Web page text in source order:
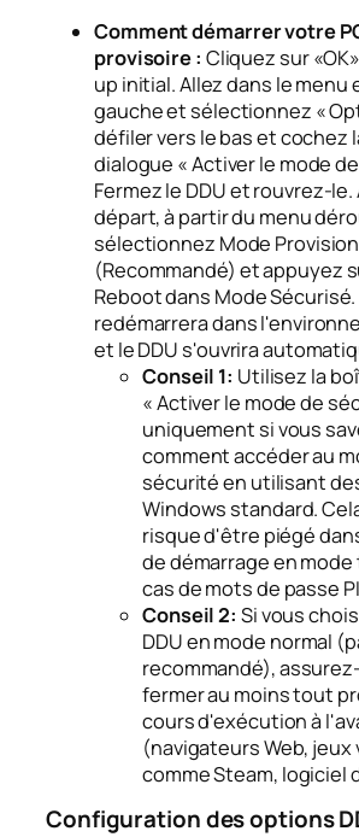
Comment démarrer votre
provisoire : Cliquez sur
up initial. Allez dans le menu
gauche et sélectionnez «
défiler vers le bas et cochez
dialogue « Activer le mode
Fermez le DDU et rouvrez-le.
départ, à partir du menu
sélectionnez Mode
(Recommandé) et appuyez
Reboot dans Mode
redémarrera dans
et le DDU s'ouvrira
Conseil 1: Utilisez la
« Activer le mode de
uniquement si vous
comment accéder au
sécurité en utilisant
Windows standard.
risque d'être piégé
de démarrage en
cas de mots de passe
Conseil 2: Si vous
DDU en mode normal
recommandé),
fermer au moins tout
cours d'exécution à
(navigateurs Web,
comme Steam, logiciel
Configuration des options